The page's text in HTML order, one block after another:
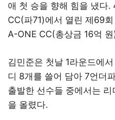
애 첫 승을 향해 힘을 냈다.
CC(파71)에서 열린 제69
A-ONE CC(총상금 16억
김민준은 첫날 1라운드에
디 8개를 쓸어 담아 7언더
출발한 선수들 중에서는
을 올렸다.